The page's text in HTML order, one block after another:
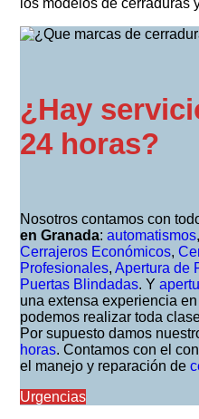
los modelos de cerraduras
¿Hay
24 horas?
Nosotros contamos con
en Granada:automatismos,
Cerrajeros Económicos,
Profesionales,Apertura de
Puertas Blindadas. Y
una extensa experiencia
podemos realizar toda
Por supuesto damos
horas. Contamos con el
el manejo y reparación de
Urgencias